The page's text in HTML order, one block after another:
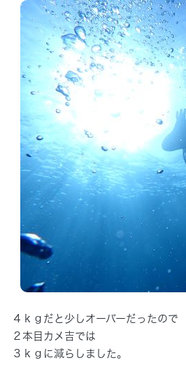
４ｋｇだと少しオーバーだったので
２本目カメ吉では
３ｋｇに減らしました。